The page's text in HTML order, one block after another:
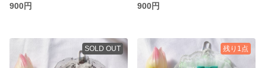
900円
900円
SOLD OUT 残り1点